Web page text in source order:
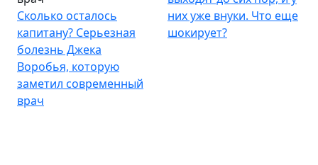
Сколько осталось
капитану? Серьезная
болезнь Джека
Воробья, которую
заметил современный
врач
них уже внуки. Что еще
шокирует?